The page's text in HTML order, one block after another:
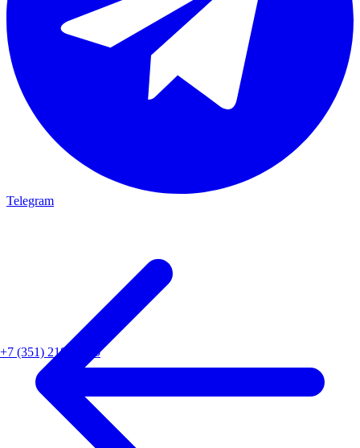
+7 (351) 218-82-90
Telegram